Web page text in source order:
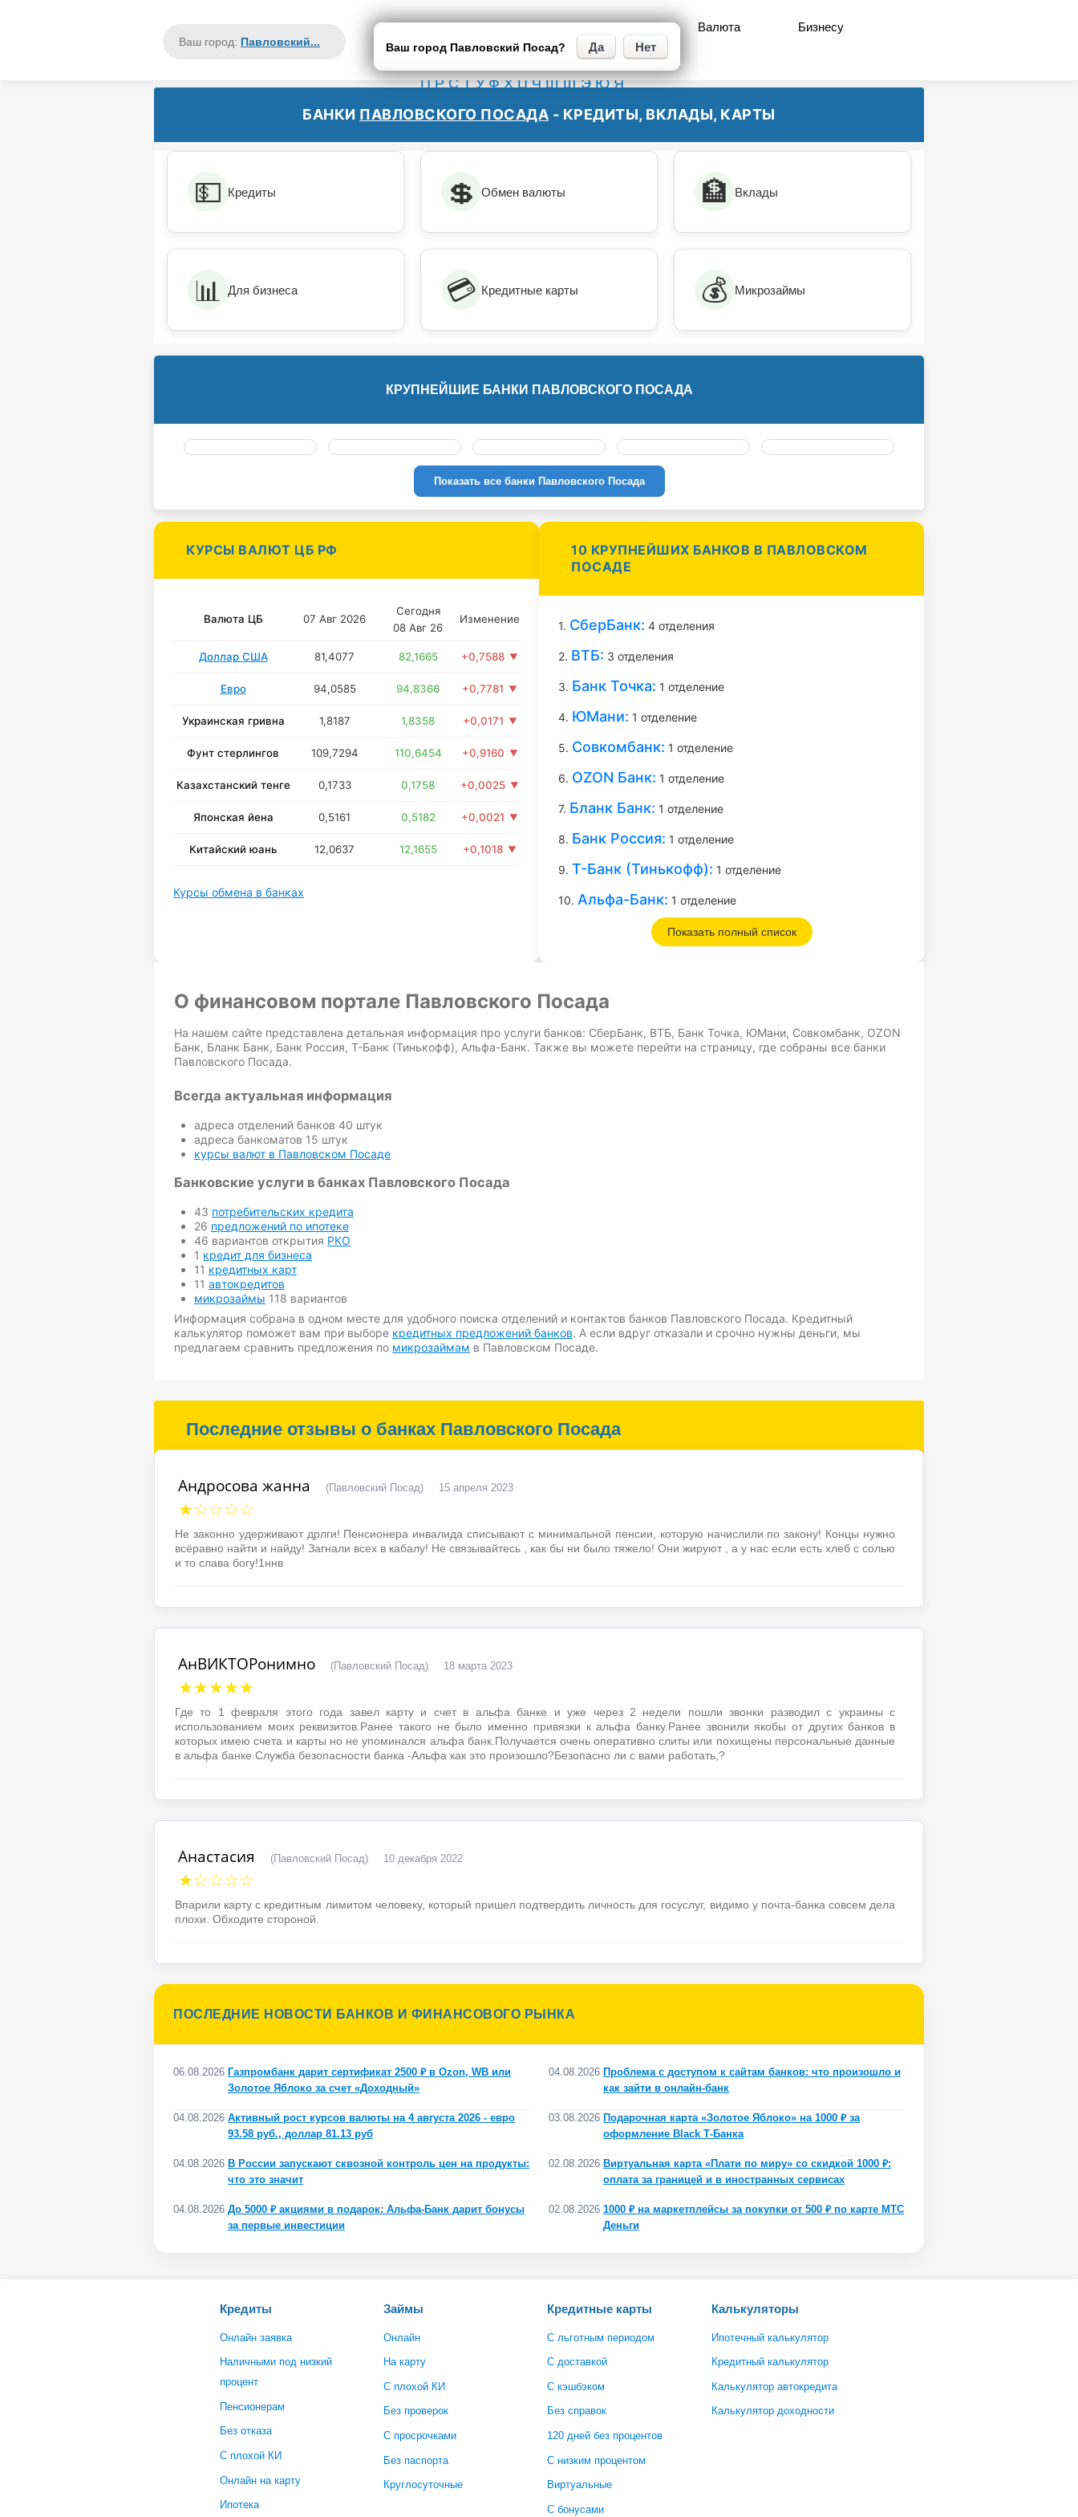
Ваш город: Павловский... Ваш город Павловский Посад?
Кредиты Валюта Бизнесу
Санкт-Петербург
вся Россия
А Б В Г Д Е Ж З И Й К Л М Н О
П Р С Т У Ф Х Ц Ч Ш Щ Э Ю Я
БАНКИ ПАВЛОВСКОГО ПОСАДА - КРЕДИТЫ, ВКЛАДЫ, КАРТЫ
💵 Кредиты 💲 Обмен валюты 🏦 Вклады
📊 Для бизнеса 💳 Кредитные карты 💰 Микрозаймы
КРУПНЕЙШИЕ БАНКИ ПАВЛОВСКОГО ПОСАДА
Показать все банки Павловского Посада
КУРСЫ ВАЛЮТ ЦБ РФ
Валюта ЦБ 07 Авг 2026
Сегодня
08 Авг 26
Изменение
Доллар США 81,4077 82,1665 +0,7588
Евро 94,0585 94,8366 +0,7781
Украинская гривна 1,8187 1,8358 +0,0171
Фунт стерлингов 109,7294 110,6454 +0,9160
Казахстанский тенге 0,1733 0,1758 +0,0025
Японская йена 0,5161 0,5182 +0,0021
Китайский юань 12,0637 12,1655 +0,1018
Курсы обмена в банках
10 КРУПНЕЙШИХ БАНКОВ В ПАВЛОВСКОМ
ПОСАДЕ
1. СберБанк: 4 отделения
2. ВТБ: 3 отделения
3. Банк Точка: 1 отделение
4. ЮМани: 1 отделение
5. Совкомбанк: 1 отделение
6. OZON Банк: 1 отделение
7. Бланк Банк: 1 отделение
8. Банк Россия: 1 отделение
9. Т-Банк (Тинькофф): 1 отделение
10. Альфа-Банк: 1 отделение
Показать полный список
О финансовом портале Павловского Посада
На нашем сайте представлена детальная информация про услуги банков: СберБанк, ВТБ, Банк Точка, ЮМани, Совкомбанк, OZON
Банк, Бланк Банк, Банк Россия, Т-Банк (Тинькофф), Альфа-Банк. Также вы можете перейти на страницу, где собраны все банки
Павловского Посада.
Всегда актуальная информация
адреса отделений банков 40 штук
адреса банкоматов 15 штук
курсы валют в Павловском Посаде
Банковские услуги в банках Павловского Посада
43 потребительских кредита
26 предложений по ипотеке
46 вариантов открытия РКО
1 кредит для бизнеса
11 кредитных карт
11 автокредитов
микрозаймы 118 вариантов
Информация собрана в одном месте для удобного поиска отделений и контактов банков Павловского Посада. Кредитный
калькулятор поможет вам при выборе кредитных предложений банков. А если вдруг отказали и срочно нужны деньги, мы
предлагаем сравнить предложения по микрозаймам в Павловском Посаде.
Последние отзывы о банках Павловского Посада
Андросова жанна (Павловский Посад) 15 апреля 2023
★☆☆☆☆
Не законно удерживают дрлги! Пенсионера инвалида списывают с минимальной пенсии, которую начислили по закону! Концы нужно
всёравно найти и найду! Загнали всех в кабалу! Не связывайтесь , как бы ни было тяжело! Они жируют , а у нас если есть хлеб с солью
и то слава богу!1ннв
АнВИКТОРонимно (Павловский Посад) 18 марта 2023
★★★★★
Где то 1 февраля этого года завел карту и счет в альфа банке и уже через 2 недели пошли звонки разводил с украины с
использованием моих реквизитов.Ранее такого не было именно привязки к альфа банку.Ранее звонили якобы от других банков в
которых имею счета и карты но не упоминался альфа банк.Получается очень оперативно слиты или похищены персональные данные
в альфа банке.Служба безопасности банка -Альфа как это произошло?Безопасно ли с вами работать,?
Анастасия (Павловский Посад) 10 декабря 2022
★☆☆☆☆
Впарили карту с кредитным лимитом человеку, который пришел подтвердить личность для госуслуг, видимо у почта-банка совсем дела
плохи. Обходите стороной.
ПОСЛЕДНИЕ НОВОСТИ БАНКОВ И ФИНАНСОВОГО РЫНКА
06.08.2026 Газпромбанк дарит сертификат 2500 ₽ в Ozon, WB или
Золотое Яблоко за счет «Доходный»
04.08.2026 Активный рост курсов валюты на 4 августа 2026 - евро
93.58 руб., доллар 81.13 руб
04.08.2026 В России запускают сквозной контроль цен на продукты:
что это значит
04.08.2026 До 5000 ₽ акциями в подарок: Альфа-Банк дарит бонусы
за первые инвестиции
04.08.2026 Проблема с доступом к сайтам банков: что произошло и
как зайти в онлайн-банк
03.08.2026 Подарочная карта «Золотое Яблоко» на 1000 ₽ за
оформление Black Т-Банка
02.08.2026 Виртуальная карта «Плати по миру» со скидкой 1000 ₽:
оплата за границей и в иностранных сервисах
02.08.2026 1000 ₽ на маркетплейсы за покупки от 500 ₽ по карте МТС
Деньги
Кредиты
Онлайн заявка
Наличными под низкий
процент
Пенсионерам
Без отказа
С плохой КИ
Онлайн на карту
Ипотека
Займы
Онлайн
На карту
С плохой КИ
Без проверок
С просрочками
Без паспорта
Круглосуточные
Кредитные карты
С льготным периодом
С доставкой
С кэшбэком
Без справок
120 дней без процентов
С низким процентом
Виртуальные
С бонусами
Калькуляторы
Ипотечный калькулятор
Кредитный калькулятор
Калькулятор автокредита
Калькулятор доходности